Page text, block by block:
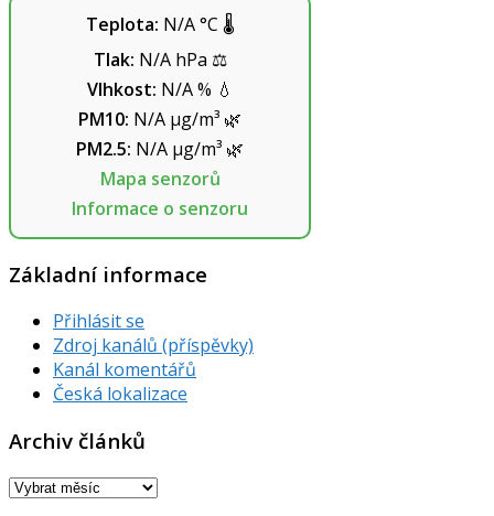
Teplota: N/A°C 🌡️
Tlak: N/AhPa ⚖️
Vlhkost: N/A% 💧
PM10: N/A µg/m³ 🌿
PM2.5: N/A µg/m³ 🌿
Mapa senzorů
Informace o senzoru
Základní informace
Přihlásit se
Zdroj kanálů (příspěvky)
Kanál komentářů
Česká lokalizace
Archiv článků
Archiv